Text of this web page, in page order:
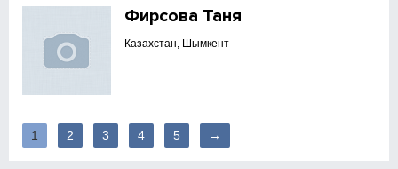
Фирсова Таня
Казахстан, Шымкент
1 2 3 4 5 →